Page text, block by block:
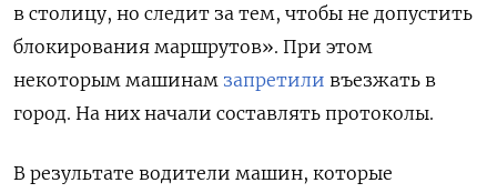
в столицу, но следит за тем, чтобы не допустить
блокирования маршрутов». При этом
некоторым машинам запретили въезжать в
город. На них начали составлять протоколы.
В результате водители машин, которые